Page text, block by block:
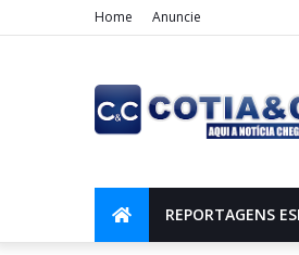
Home Anuncie
REPORTAGENS